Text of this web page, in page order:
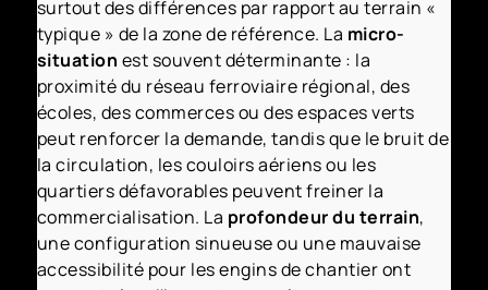
surtout des différences par rapport au terrain «
typique » de la zone de référence. La micro-
situation est souvent déterminante : la
proximité du réseau ferroviaire régional, des
écoles, des commerces ou des espaces verts
peut renforcer la demande, tandis que le bruit de
la circulation, les couloirs aériens ou les
quartiers défavorables peuvent freiner la
commercialisation. La profondeur du terrain,
une configuration sinueuse ou une mauvaise
accessibilité pour les engins de chantier ont